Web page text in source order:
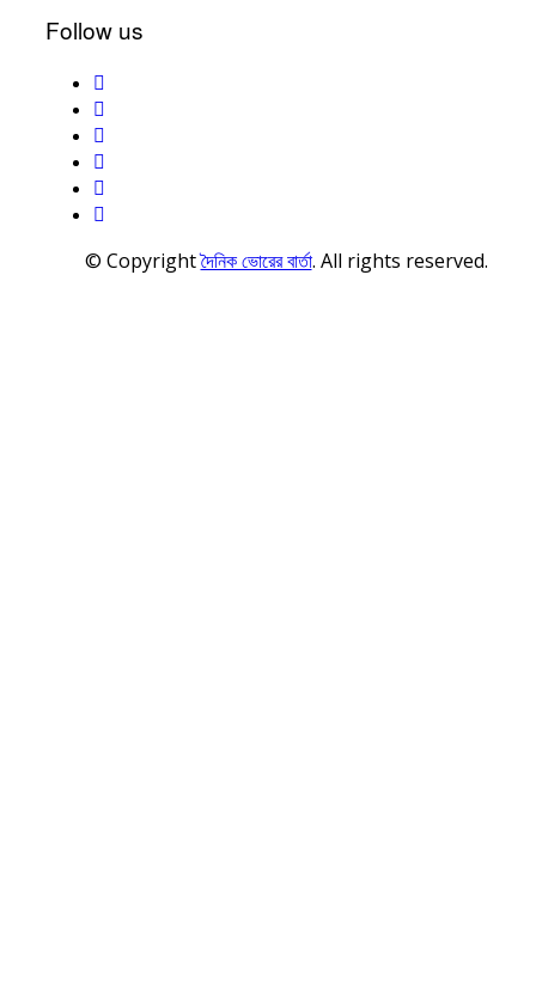
Follow us
© Copyrightদৈনিক ভোরের বার্তা. All rights reserved.